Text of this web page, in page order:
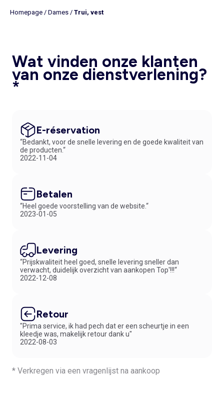
Homepage / Dames / Trui, vest
Wat vinden onze klanten
van onze dienstverlening?
*
E-réservation
“Bedankt, voor de snelle levering en de goede kwaliteit van
de producten.“
2022-11-04
Betalen
“Heel goede voorstelling van de website.“
2023-01-05
Levering
“Prijskwaliteit heel goed, snelle levering sneller dan
verwacht, duidelijk overzicht van aankopen Top'!!!“
2022-12-08
Retour
"Prima service, ik had pech dat er een scheurtje in een
kleedje was, makelijk retour dank u"
2022-08-03
* Verkregen via een vragenlijst na aankoop